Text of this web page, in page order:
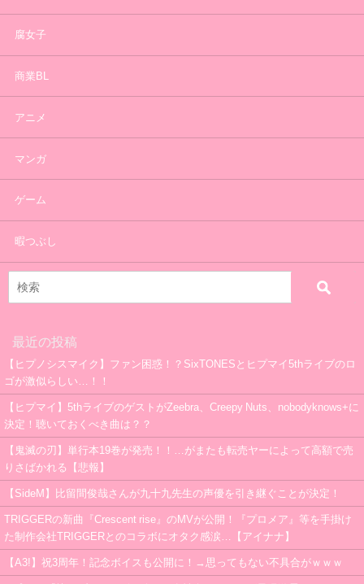
腐女子
商業BL
アニメ
マンガ
ゲーム
暇つぶし
最近の投稿
【ヒプノシスマイク】ファン困惑！？SixTONESとヒプマイ5thライブのロ
ゴが激似らしい…！！
【ヒプマイ】5thライブのゲストがZeebra、Creepy Nuts、nobodyknows+に
決定！聴いておくべき曲は？？
【鬼滅の刃】単行本19巻が発売！！…がまたも転売ヤーによって高額で売
りさばかれる【悲報】
【SideM】比留間俊哉さんが九十九先生の声優を引き継ぐことが決定！
TRIGGERの新曲『Crescent rise』のMVが公開！『プロメア』等を手掛け
た制作会社TRIGGERとのコラボにオタク感涙…【アイナナ】
【A3!】祝3周年！記念ボイスも公開に！→思ってもない不具合がｗｗｗ